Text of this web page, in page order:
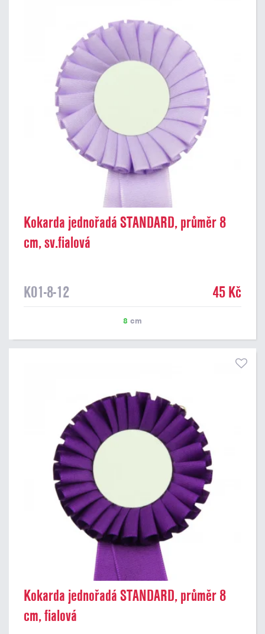
Kokarda jednořadá STANDARD, průměr 8
cm, sv.fialová
K01-8-12 45 Kč
8 cm
Kokarda jednořadá STANDARD, průměr 8
cm, fialová